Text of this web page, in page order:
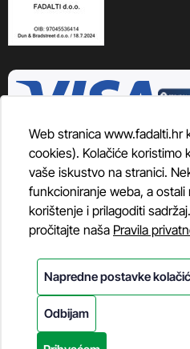
Powered by WEB Marketing
Web stranica www.fadalti.hr
cookies). Kolačiće koristimo
vaše iskustvo na stranici.
funkcioniranje weba, a ostali
korištenje i prilagoditi
pročitajte naša Pravila
Napredne postavke
Odbijam